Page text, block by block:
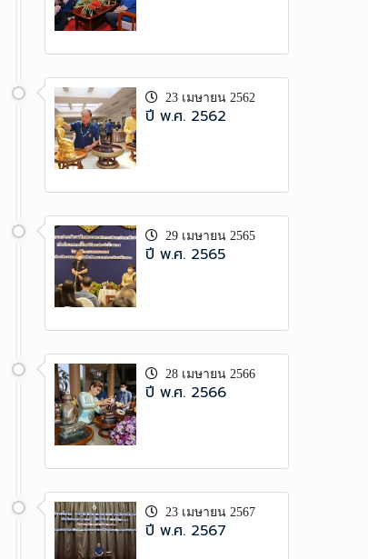
23 เมษายน 2562
ปี พ.ศ. 2562
29 เมษายน 2565
ปี พ.ศ. 2565
28 เมษายน 2566
ปี พ.ศ. 2566
23 เมษายน 2567
ปี พ.ศ. 2567